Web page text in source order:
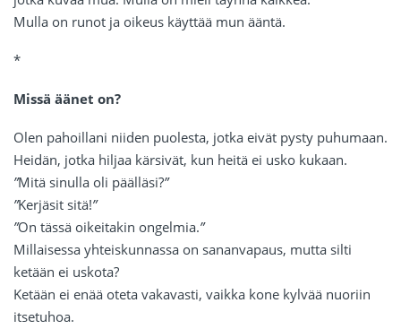
Mulla on runot ja oikeus käyttää mun ääntä.
*
Missä äänet on?
Olen pahoillani niiden puolesta, jotka eivät pysty puhumaan.
Heidän, jotka hiljaa kärsivät, kun heitä ei usko kukaan.
”Mitä sinulla oli päälläsi?”
”Kerjäsit sitä!”
”On tässä oikeitakin ongelmia.”
Millaisessa yhteiskunnassa on sananvapaus, mutta silti
ketään ei uskota?
Ketään ei enää oteta vakavasti, vaikka kone kylvää nuoriin
itsetuhoa.